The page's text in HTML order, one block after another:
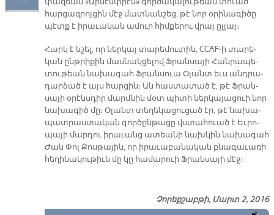
փա­զեան «Ար­մէնփ­րէս» գոր­ծա­կա­լու­թեան տուած
հար­ցազ­րոյ­ցին մէջ մատ­նան­շեց, թէ նոր օ­րի­նա­գի­ծը
պէտք է ի­րա­ւա­կան ա­մուր հիմ­քե­րու վրայ ըլ­լայ։
Հարկ է նշել, որ ներ­կայ տա­րե­մու­տին, CCAF-ի տա­րե­
կան ընթ­րի­քին մաս­նակ­ցե­լով Ֆրան­սա­յի Հան­րա­պե­
տու­թեան նա­խա­գահ Ֆրան­սուա Օ­լանտ եւս անդ­րա­
դար­ձած է այս հար­ցին։ Ան հաս­տա­տած է, թէ Ֆրան­
սա­յի օ­րէնս­դիր մարմ­նին մօտ պի­տի ներ­կա­յա­ցուի նոր
նա­խա­գիծ մը։ Օ­լանտ տե­ղե­կա­ցու­ցած էր, թէ նա­խա­
պատ­րաս­տա­կան գոր­ծըն­թա­ցը վստա­հուած է Եւ­րո­
պա­յի մար­դու ի­րա­ւանց ա­տեա­նի նախ­կին նա­խա­գահ
Ժան Փոլ Քոս­թա­յին, որ ի­րա­ւա­բա­նա­կան բնա­գա­ւա­ռի
հե­ղի­նա­կու­թիւն մը կը հա­մա­րուի Ֆրան­սա­յի մէջ։
Չորեքշաբթի, Մարտ 2, 2016